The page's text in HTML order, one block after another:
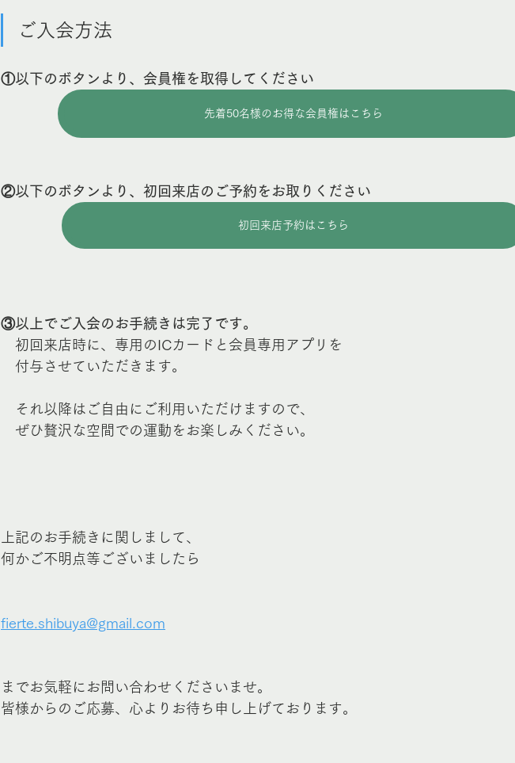
ご入会方法
①以下のボタンより、会員権を取得してください
先着50名様のお得な会員権はこちら
②以下のボタンより、初回来店のご予約をお取りください
初回来店予約はこちら
③以上でご入会のお手続きは完了です。
初回来店時に、専用のICカードと会員専用アプリを
付与させていただきます。
それ以降はご自由にご利用いただけますので、
ぜひ贅沢な空間での運動をお楽しみください。
上記のお手続きに関しまして、
何かご不明点等ございましたら
fierte.shibuya@gmail.com
までお気軽にお問い合わせくださいませ。
皆様からのご応募、心よりお待ち申し上げております。